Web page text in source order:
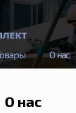
О нас
О нас